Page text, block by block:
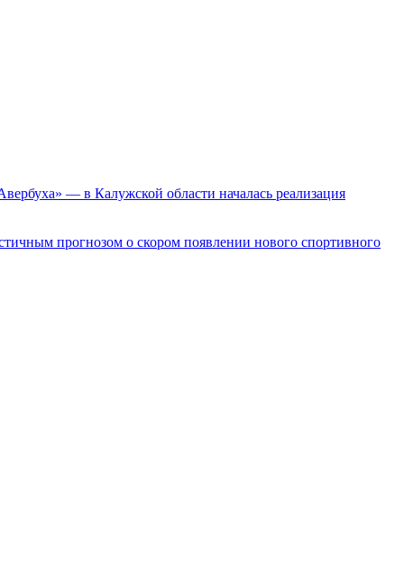
— в Калужской области началась реализация
прогнозом о скором появлении нового спортивного